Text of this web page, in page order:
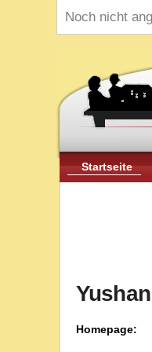
Noch nicht
Startseite
Homepage: